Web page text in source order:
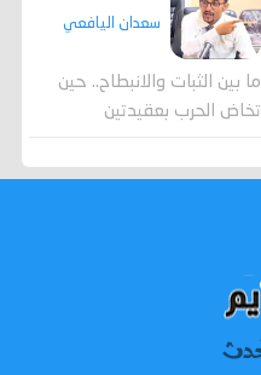
سعدان اليافعي
ما بين الثبات والانبطاح.. حين
تخاض الحرب بعقيدتين